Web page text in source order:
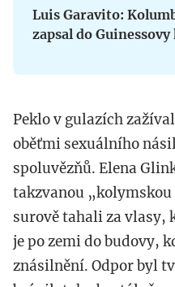
Luis Garavito:
zapsal do
Peklo v gulazích
oběťmi sexuálního
spoluvězňů. Elena
takzvanou
surově tahali za
je po zemi do budovy,
znásilnění. Odpor byl